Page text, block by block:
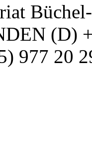
(D)
977 20